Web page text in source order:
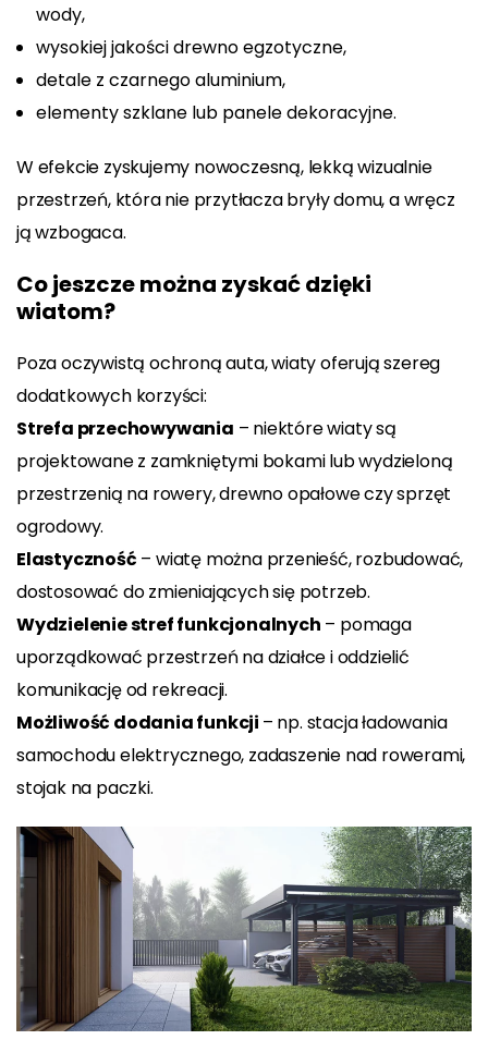
wody,
wysokiej jakości drewno egzotyczne,
detale z czarnego aluminium,
elementy szklane lub panele dekoracyjne.
W efekcie zyskujemy nowoczesną, lekką wizualnie
przestrzeń, która nie przytłacza bryły domu, a wręcz
ją wzbogaca.
Co jeszcze można zyskać dzięki
wiatom?
Poza oczywistą ochroną auta, wiaty oferują szereg
dodatkowych korzyści:
Strefa przechowywania – niektóre wiaty są
projektowane z zamkniętymi bokami lub wydzieloną
przestrzenią na rowery, drewno opałowe czy sprzęt
ogrodowy.
Elastyczność – wiatę można przenieść, rozbudować,
dostosować do zmieniających się potrzeb.
Wydzielenie stref funkcjonalnych – pomaga
uporządkować przestrzeń na działce i oddzielić
komunikację od rekreacji.
Możliwość dodania funkcji – np. stacja ładowania
samochodu elektrycznego, zadaszenie nad rowerami,
stojak na paczki.